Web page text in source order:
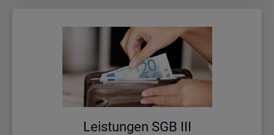
Leis­tun­gen SGB III